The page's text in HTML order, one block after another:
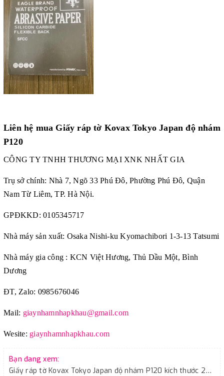
Liên hệ mua Giấy ráp tờ Kovax Tokyo Japan độ nhám
P120
CÔNG TY TNHH THƯƠNG MẠI XNK NHẤT GIA
Trụ sở chính: Nhà 7, Ngõ 33 Phú Đô, Phường Phú Đô, Quận
Nam Từ Liêm, TP. Hà Nội.
GPĐKKD: 0105345717
Nhà máy sản xuất: Osaka Nishi-ku Kyomachibori 1-3-13 Tatsumi
Nhà máy gia công : KCN Việt Hương, Thủ Dầu Một, Bình
Dương
ĐT, Zalo: 0985676046
Mail: giaynhamnhapkhau@gmail.com
Wesite: giaynhamnhapkhau.com
Bạn đang xem:
Giấy ráp tờ Kovax Tokyo Japan độ nhám P120 kích thước 230mmx280mm